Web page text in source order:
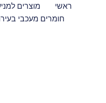
ראשי מוצרים
חומרים מעכבי